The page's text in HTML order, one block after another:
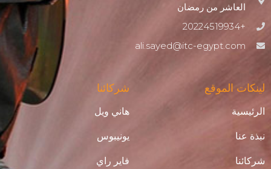
العاشر من رمضان
+20224519934
ali.sayed@itc-egypt.com
لينكات الموقع
الرئيسية
نبذة عنا
شركائنا
شركائنا
هاني ويل
يونيبوس
فاير راي